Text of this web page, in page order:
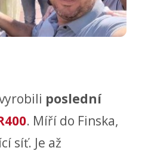
poslední
. Míří do Finska,
síť. Je až